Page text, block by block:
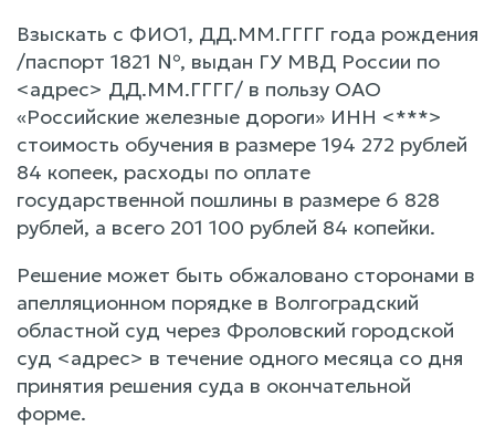
Взыскать с ФИО1, ДД.ММ.ГГГГ года рождения
/паспорт 1821 №, выдан ГУ МВД России по
<адрес> ДД.ММ.ГГГГ/ в пользу ОАО
«Российские железные дороги» ИНН <***>
стоимость обучения в размере 194 272 рублей
84 копеек, расходы по оплате
государственной пошлины в размере 6 828
рублей, а всего 201 100 рублей 84 копейки.
Решение может быть обжаловано сторонами в
апелляционном порядке в Волгоградский
областной суд через Фроловский городской
суд <адрес> в течение одного месяца со дня
принятия решения суда в окончательной
форме.